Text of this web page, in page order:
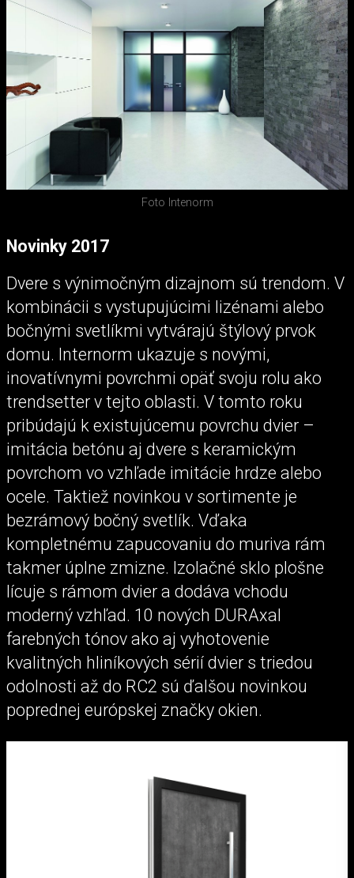
Foto Intenorm
Novinky 2017
Dvere s výnimočným dizajnom sú trendom. V
kombinácii s vystupujúcimi lizénami alebo
bočnými svetlíkmi vytvárajú štýlový prvok
domu. Internorm ukazuje s novými,
inovatívnymi povrchmi opäť svoju rolu ako
trendsetter v tejto oblasti. V tomto roku
pribúdajú k existujúcemu povrchu dvier –
imitácia betónu aj dvere s keramickým
povrchom vo vzhľade imitácie hrdze alebo
ocele. Taktiež novinkou v sortimente je
bezrámový bočný svetlík. Vďaka
kompletnému zapucovaniu do muriva rám
takmer úplne zmizne. Izolačné sklo plošne
lícuje s rámom dvier a dodáva vchodu
moderný vzhľad. 10 nových DURAxal
farebných tónov ako aj vyhotovenie
kvalitných hliníkových sérií dvier s triedou
odolnosti až do RC2 sú ďalšou novinkou
poprednej európskej značky okien.